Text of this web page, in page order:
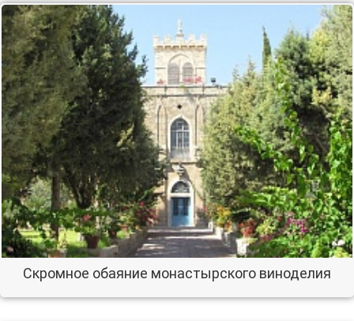
Скромное обаяние монастырского виноделия